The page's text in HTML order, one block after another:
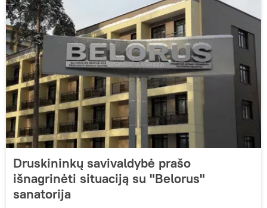
Druskininkų savivaldybė prašo
išnagrinėti situaciją su "Belorus"
sanatorija